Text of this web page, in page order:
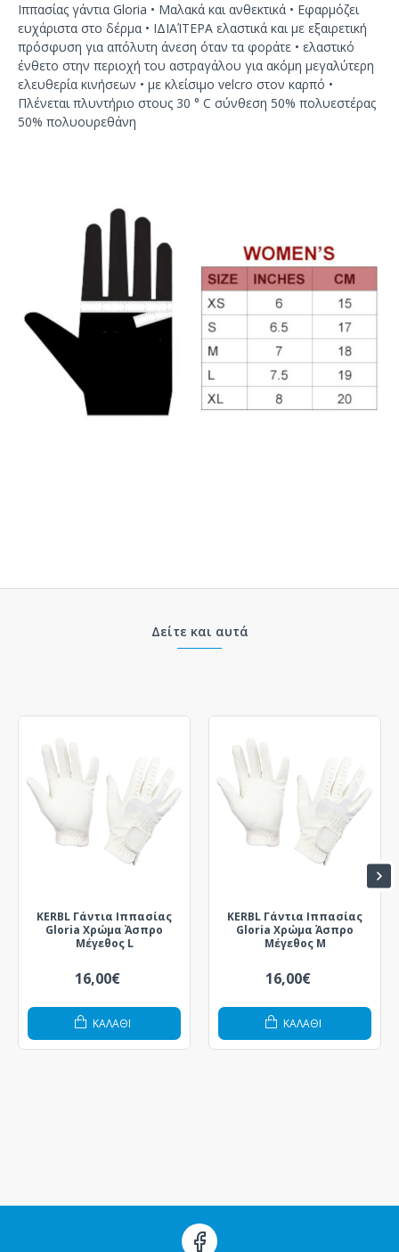
Ιππασίας γάντια Gloria • Μαλακά και ανθεκτικά • Εφαρμόζει
ευχάριστα στο δέρμα • ΙΔΙΑΊΤΕΡΑ ελαστικά και με εξαιρετική
πρόσφυση για απόλυτη άνεση όταν τα φοράτε • ελαστικό
ένθετο στην περιοχή του αστραγάλου για ακόμη μεγαλύτερη
ελευθερία κινήσεων • με κλείσιμο velcro στον καρπό •
Πλένεται πλυντήριο στους 30 ° C σύνθεση 50% πολυεστέρας
50% πολυουρεθάνη
Δείτε και αυτά
KERBL Γάντια Ιππασίας
Gloria Χρώμα Άσπρο
Μέγεθος L
16,00€
ΚΑΛΆΘΙ
KERBL Γάντια Ιππασίας
Gloria Χρώμα Άσπρο
Μέγεθος M
16,00€
ΚΑΛΆΘΙ